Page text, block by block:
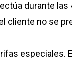
durante las
no se